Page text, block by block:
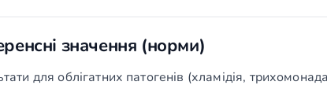
значення (норми)
для облігатних патогенів (хламідія,